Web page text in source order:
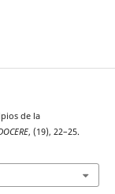
de la
, (19), 22–25.